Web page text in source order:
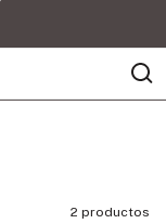
2 productos